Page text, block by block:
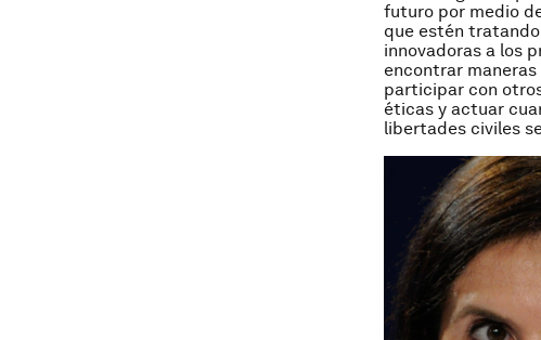
futuro por medio
que estén
innovadoras a los
encontrar
participar con
éticas y actuar
libertades civiles